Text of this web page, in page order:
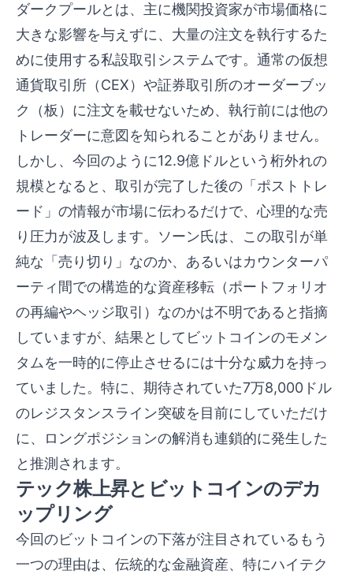
ダークプールとは、主に機関投資家が市場価格に
大きな影響を与えずに、大量の注文を執行するた
めに使用する私設取引システムです。通常の仮想
通貨取引所（CEX）や証券取引所のオーダーブッ
ク（板）に注文を載せないため、執行前には他の
トレーダーに意図を知られることがありません。
しかし、今回のように12.9億ドルという桁外れの
規模となると、取引が完了した後の「ポストトレ
ード」の情報が市場に伝わるだけで、心理的な売
り圧力が波及します。ソーン氏は、この取引が単
純な「売り切り」なのか、あるいはカウンターパ
ーティ間での構造的な資産移転（ポートフォリオ
の再編やヘッジ取引）なのかは不明であると指摘
していますが、結果としてビットコインのモメン
タムを一時的に停止させるには十分な威力を持っ
ていました。特に、期待されていた7万8,000ドル
のレジスタンスライン突破を目前にしていただけ
に、ロングポジションの解消も連鎖的に発生した
と推測されます。
テック株上昇とビットコインのデカ
ップリング
今回のビットコインの下落が注目されているもう
一つの理由は、伝統的な金融資産、特にハイテク